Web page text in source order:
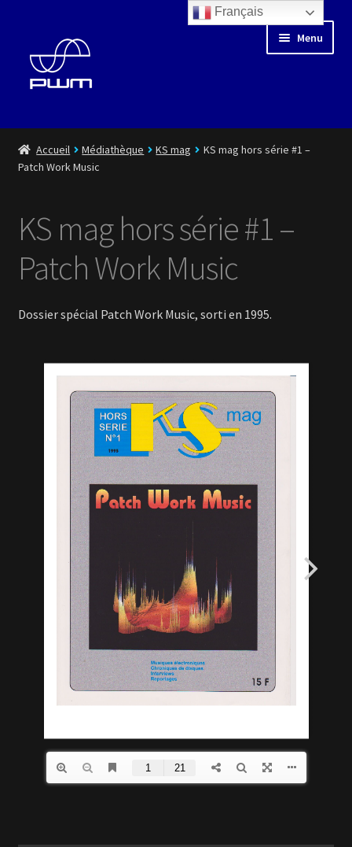
navigation
contenu
Menu
Blog
Floating Days
Boutique
Médiathèque
En savoir +
Mon Compte
Accueil Médiathèque KS mag
KS mag hors série #1 –
Patch Work Music
KS mag hors série #1 –
Patch Work Music
Dossier spécial Patch Work Music, sorti en 1995.
Français